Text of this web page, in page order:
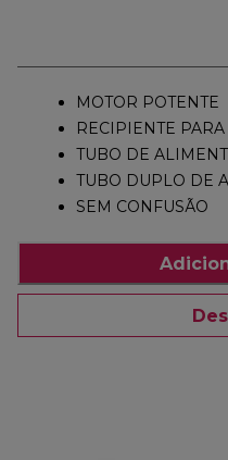
MOTOR POTENTE
RECIPIENTE
TUBO DE
TUBO DUPLO DE
SEM CONFUSÃO